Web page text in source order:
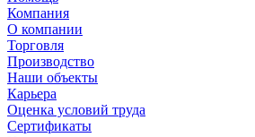
Компания
О компании
Торговля
Производство
Наши объекты
Карьера
Оценка условий труда
Сертификаты